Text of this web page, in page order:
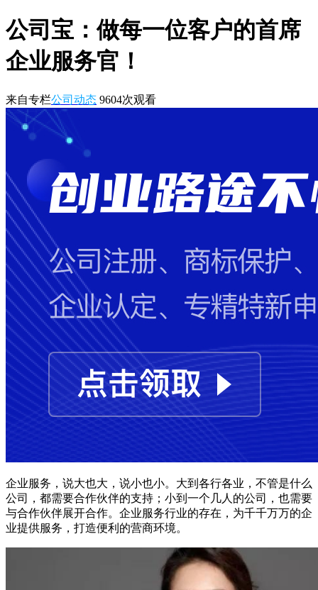
公司宝：做每一位客户的首席
企业服务官！
来自专栏公司动态 9604次观看
企业服务，说大也大，说小也小。大到各行各业，不管是什么
公司，都需要合作伙伴的支持；小到一个几人的公司，也需要
与合作伙伴展开合作。企业服务行业的存在，为千千万万的企
业提供服务，打造便利的营商环境。